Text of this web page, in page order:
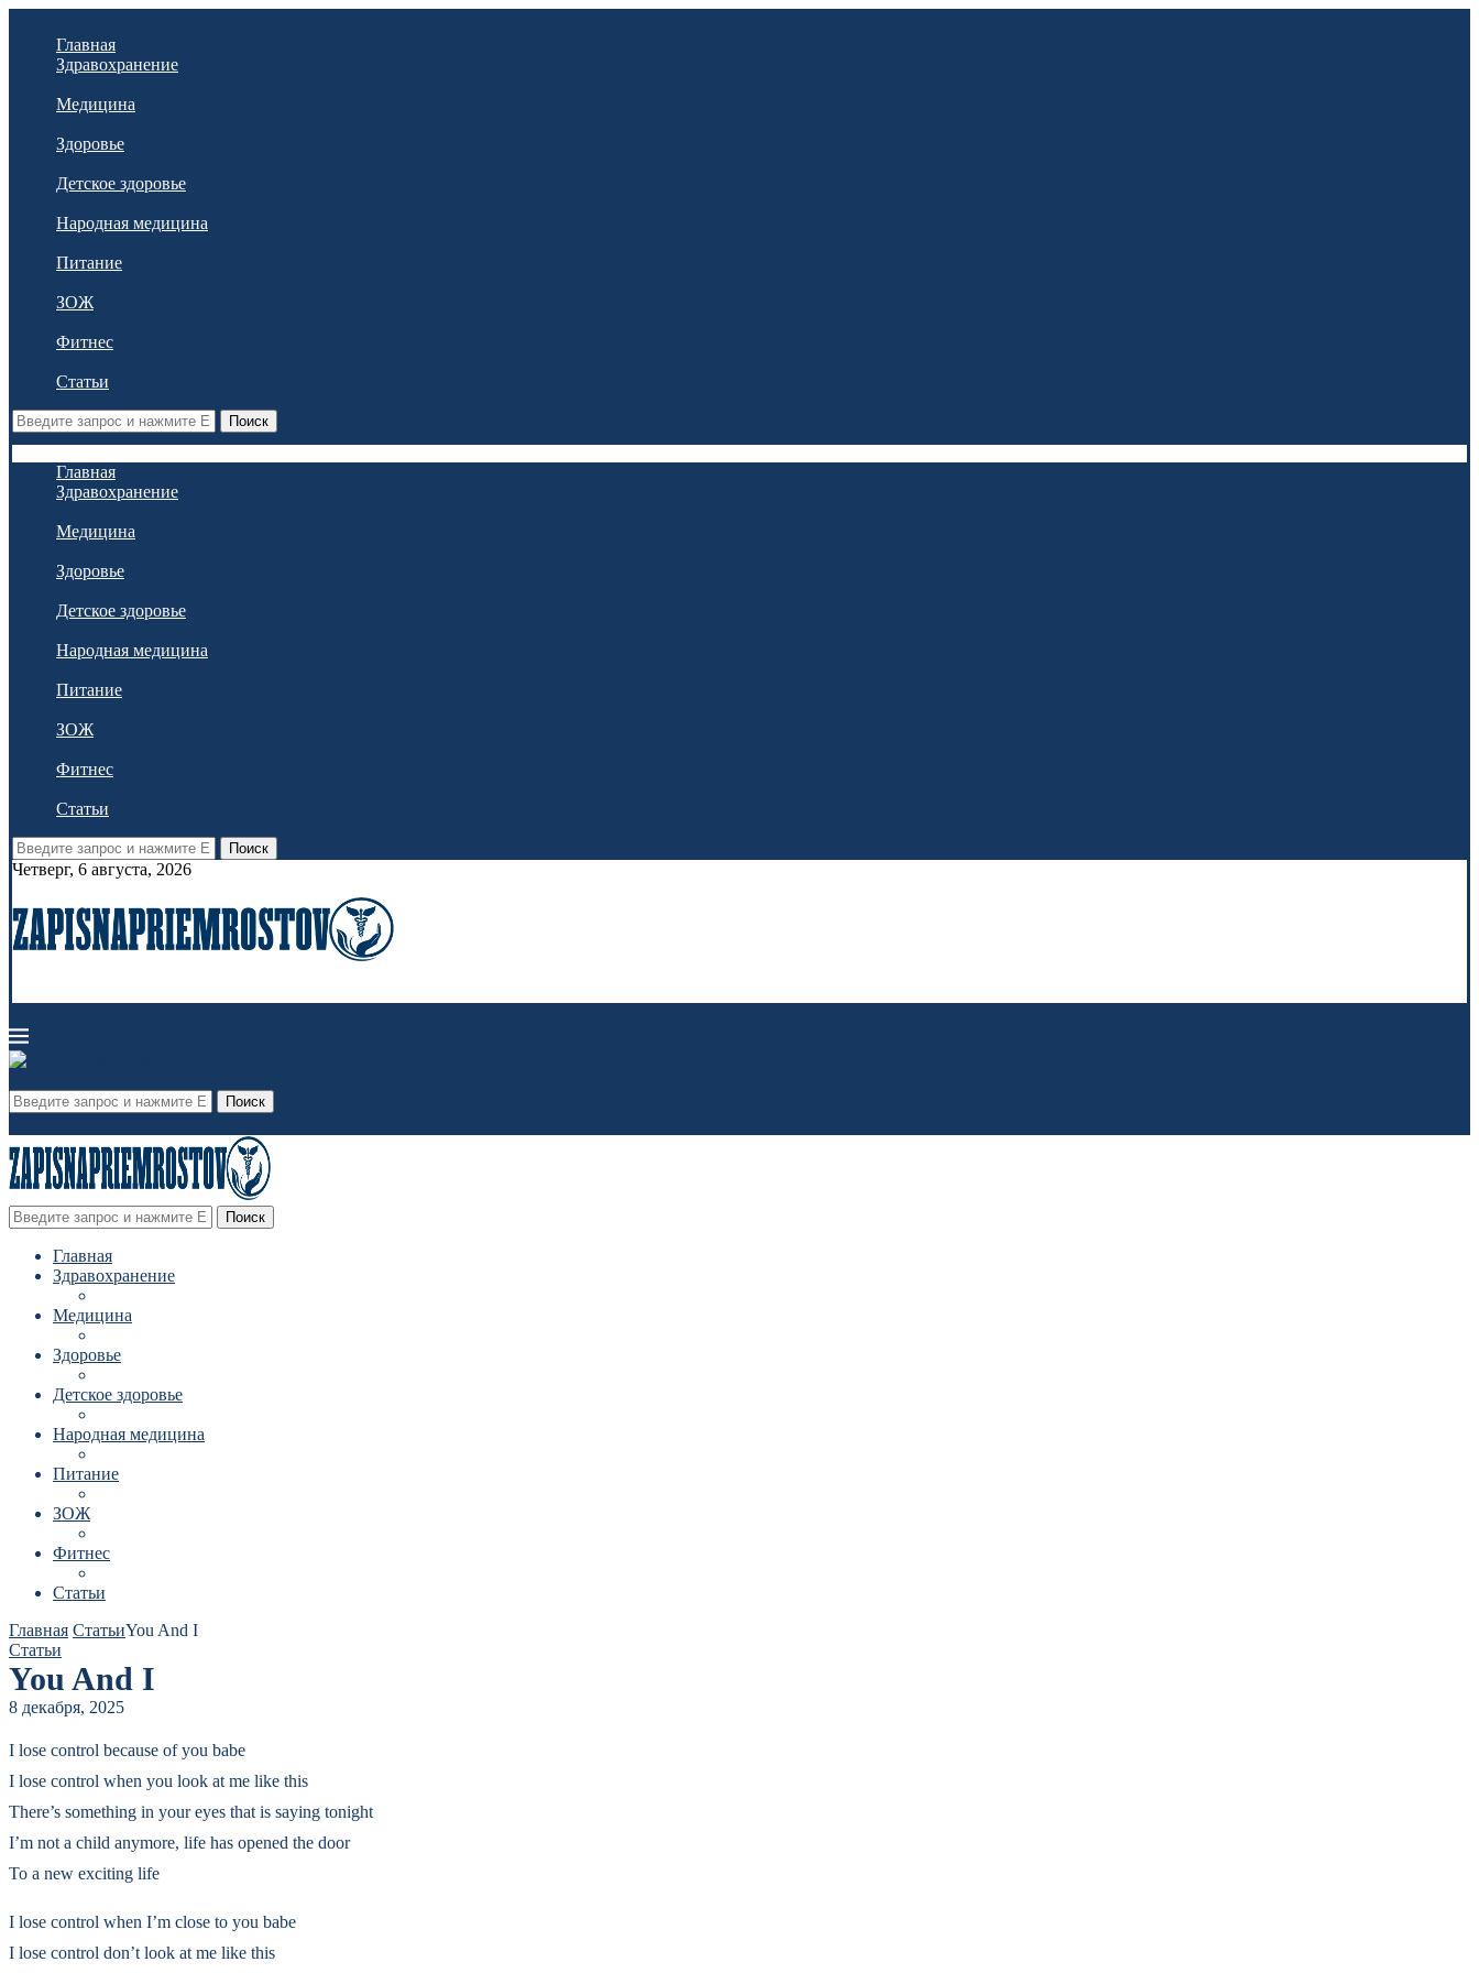
Главная
Здравохранение
Медицина
Здоровье
Детское здоровье
Народная медицина
Питание
ЗОЖ
Фитнес
Статьи
Поиск
Главная
Здравохранение
Медицина
Здоровье
Детское здоровье
Народная медицина
Питание
ЗОЖ
Фитнес
Статьи
Поиск
Четверг, 6 августа, 2026
Поиск
Поиск
Главная
Здравохранение
Медицина
Здоровье
Детское здоровье
Народная медицина
Питание
ЗОЖ
Фитнес
Статьи
Главная СтатьиYou And I
Статьи
You And I
8 декабря, 2025
I lose control because of you babe
I lose control when you look at me like this
There’s something in your eyes that is saying tonight
I’m not a child anymore, life has opened the door
To a new exciting life
I lose control when I’m close to you babe
I lose control don’t look at me like this